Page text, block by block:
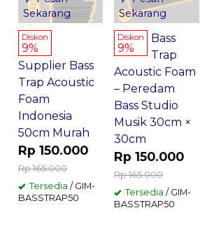
Sekarang
Diskon
9%
Supplier Bass
Trap Acoustic
Foam
Indonesia
50cm Murah
Rp 150.000
Rp 165.000
Tersedia / GIM-
BASSTRAP50
Sekarang
Diskon
9%
Bass
Trap
Acoustic Foam
– Peredam
Bass Studio
Musik 30cm ×
30cm
Rp 150.000
Rp 165.000
Tersedia / GIM-
BASSTRAP50